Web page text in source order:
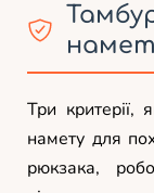
Три критерії,
намету для
рюкзака,